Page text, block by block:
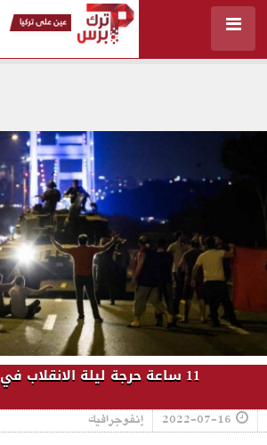
11 ساعة حرجة ليلة الانقلاب في إسطنبول
2022-07-16 إنفوجرافيك